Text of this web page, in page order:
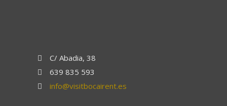
C/ Abadia, 38
639 835 593
info@visitbocairent.es